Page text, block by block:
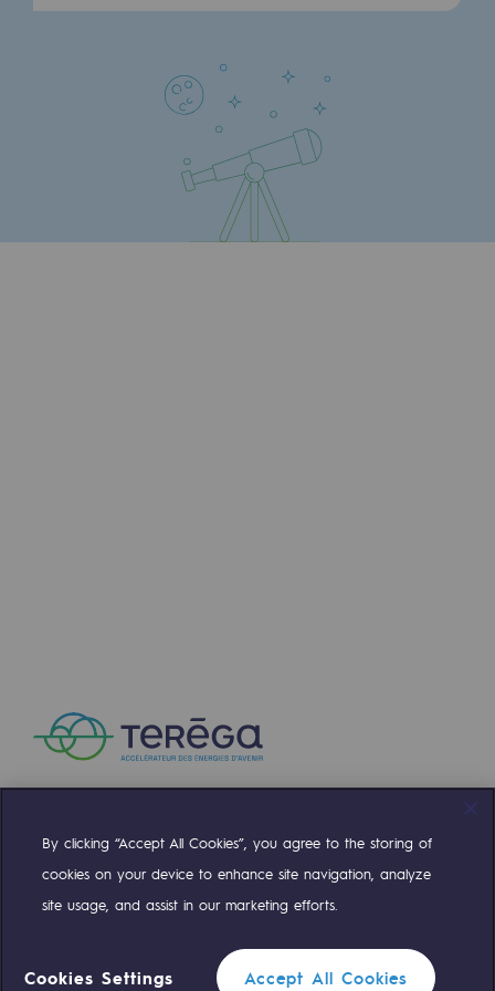
Compte TwitterCompte Facebook
Compte LinkedinCompte Youtube
By clicking “Accept All Cookies”, you agree to the storing of
cookies on your device to enhance site navigation, analyze
site usage, and assist in our marketing efforts.
Cookies Settings Accept All Cookies